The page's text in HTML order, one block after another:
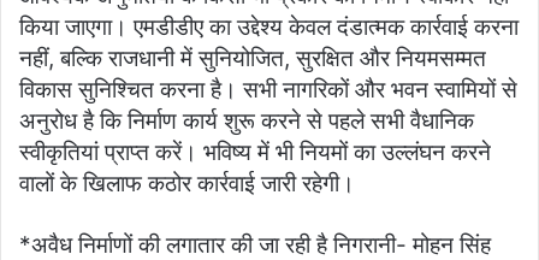
किया जाएगा। एमडीडीए का उद्देश्य केवल दंडात्मक कार्रवाई करना
नहीं, बल्कि राजधानी में सुनियोजित, सुरक्षित और नियमसम्मत
विकास सुनिश्चित करना है। सभी नागरिकों और भवन स्वामियों से
अनुरोध है कि निर्माण कार्य शुरू करने से पहले सभी वैधानिक
स्वीकृतियां प्राप्त करें। भविष्य में भी नियमों का उल्लंघन करने
वालों के खिलाफ कठोर कार्रवाई जारी रहेगी।
*अवैध निर्माणों की लगातार की जा रही है निगरानी- मोहन सिंह